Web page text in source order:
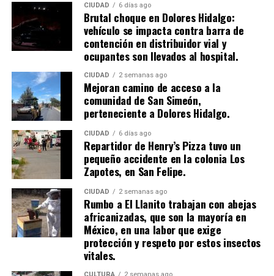
CIUDAD 6 días ago
Brutal choque en Dolores Hidalgo:
vehículo se impacta contra barra de
contención en distribuidor vial y
ocupantes son llevados al hospital.
CIUDAD 2 semanas ago
Mejoran camino de acceso a la
comunidad de San Simeón,
perteneciente a Dolores Hidalgo.
CIUDAD 6 días ago
Repartidor de Henry’s Pizza tuvo un
pequeño accidente en la colonia Los
Zapotes, en San Felipe.
CIUDAD 2 semanas ago
Rumbo a El Llanito trabajan con abejas
africanizadas, que son la mayoría en
México, en una labor que exige
protección y respeto por estos insectos
vitales.
CULTURA 2 semanas ago